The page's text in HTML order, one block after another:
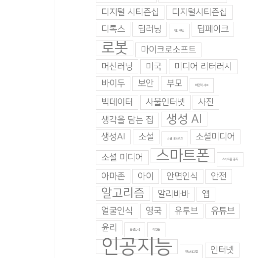
디지털 시티즌십
디지털시티즌십
디톡스
딥러닝 딥마인드 딥페이크
로봇
마이크로소프트
머신러닝
미국
미디어 리터러시
바이두
보안 부모 비판적 사고
빅데이터 사물인터넷
사진
생각을 담는 집
생성 AI
생성AI 소설 소셜 네트워크 소셜미디어
소셜 미디어 스마트폰 스마트폰 중독
아마존 아이 안면인식 안전
알고리즘 알리바바
앱
얼굴인식
영국 유투브
유튜브
윤리
음성인식 이인준
인공지능 인스타그램
인터넷